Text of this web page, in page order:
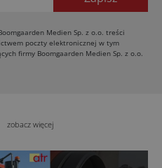
trzy nowe kosiarki
zobacz więcej
Medien Sp. z o.o. treści
poczty elektronicznej w tym
firmy Boomgaarden Medien Sp. z o.o.